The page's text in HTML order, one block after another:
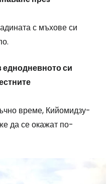
с мъхове си
еднодневното си
време, Кийомидзу-
да се окажат по-